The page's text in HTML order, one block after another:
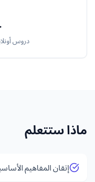
دروس
ماذا ستتعلم
إتقان المفاهيم